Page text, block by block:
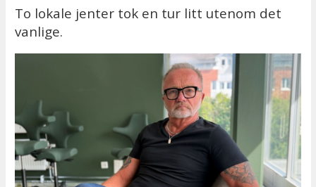
To lokale jenter tok en tur litt utenom det
vanlige.